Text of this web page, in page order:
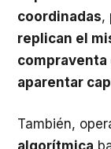
coordinadas,
replican el
compraventa
aparentar
También,